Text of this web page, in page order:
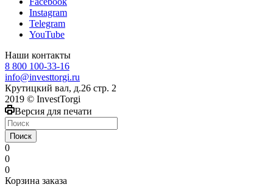
Instagram
Telegram
YouTube
Наши контакты
8 800 100-33-16
info@investtorgi.ru
Крутицкий вал, д.26 стр. 2
2019 © InvestTorgi
Версия для печати
Поиск
0
0
0
Корзина заказа